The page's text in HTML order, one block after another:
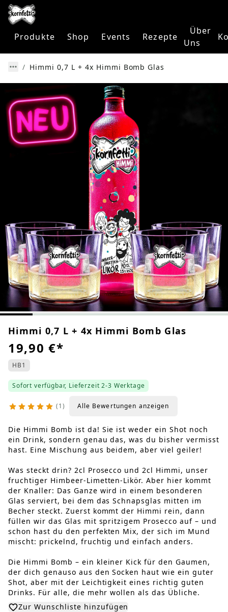
Produkte Shop Events Rezepte
Über
Uns
Himmi 0,7 L + 4x Himmi Bomb Glas
Himmi 0,7 L + 4x Himmi Bomb Glas
19,90 €*
HB1
Sofort verfügbar, Lieferzeit 2-3 Werktage
1 Alle Bewertungen anzeigen
Die Himmi Bomb ist da! Sie ist weder ein Shot noch
ein Drink, sondern genau das, was du bisher vermisst
hast. Eine Mischung aus beidem, aber viel geiler!
Was steckt drin? 2cl Prosecco und 2cl Himmi, unser
fruchtiger Himbeer-Limetten-Likör. Aber hier kommt
der Knaller: Das Ganze wird in einem besonderen
Glas serviert, bei dem das Schnapsglas mitten im
Becher steckt. Zuerst kommt der Himmi rein, dann
füllen wir das Glas mit spritzigem Prosecco auf – und
schon hast du den perfekten Mix, der sich im Mund
mischt: prickelnd, fruchtig und einfach anders.
Die Himmi Bomb – ein kleiner Kick für den Gaumen,
der dich genauso aus den Socken haut wie ein guter
Shot, aber mit der Leichtigkeit eines richtig guten
Drinks. Für alle, die mehr wollen als das Übliche.
Zur Wunschliste hinzufügen